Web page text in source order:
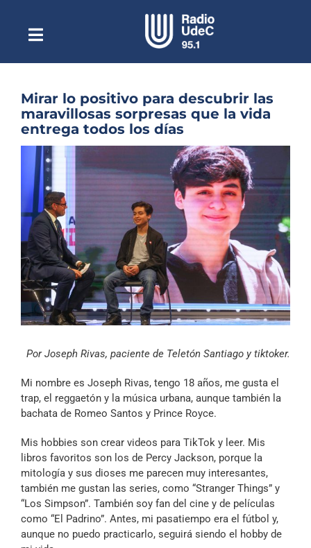
contenidoToggle
NavigationEscuchar Radio UdeC en vivo
Quiénes Somos
Programación
Podcast
Noticias
Reportajes
Columnas
Música Clásica
Especiales
Archivo Sonoro
Mirar lo positivo para descubrir las
maravillosas sorpresas que la vida
entrega todos los días
Ver
imagen
más
grande
Por Joseph Rivas, paciente de Teletón Santiago y tiktoker.
Mi nombre es Joseph Rivas, tengo 18 años, me gusta el
trap, el reggaetón y la música urbana, aunque también la
bachata de Romeo Santos y Prince Royce.
Mis hobbies son crear videos para TikTok y leer. Mis
libros favoritos son los de Percy Jackson, porque la
mitología y sus dioses me parecen muy interesantes,
también me gustan las series, como “Stranger Things” y
“Los Simpson”. También soy fan del cine y de películas
como “El Padrino”. Antes, mi pasatiempo era el fútbol y,
aunque no puedo practicarlo, seguirá siendo el hobby de